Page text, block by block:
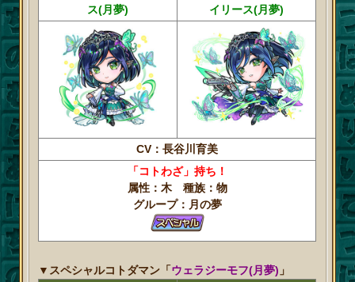
ス(月夢)
イリース(月夢)
CV：長谷川育美
「コトわざ」持ち！
属性：木 種族：物
グループ：月の夢
▼スペシャルコトダマン「ウェラジーモフ(月夢) 」